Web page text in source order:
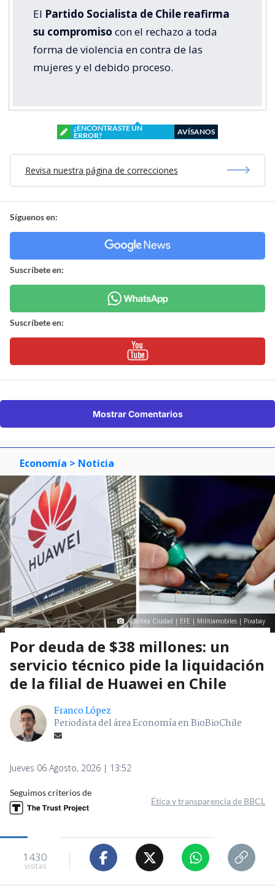
El Partido Socialista de Chile reafirma
su compromiso con el rechazo a toda
forma de violencia en contra de las
mujeres y el debido proceso.
¿ENCONTRASTE UN
ERROR?
AVÍSANOS
Revisa nuestra página de correcciones
Síguenos en:
Suscríbete en:
Suscríbete en:
Mostrar Comentarios
Economía > Noticia
Carlota Ciudad | EFE | Militiamobiles | Pixabay
Por deuda de $38 millones: un
servicio técnico pide la liquidación
de la filial de Huawei en Chile
Franco López
Periodista del área Economía en BioBioChile
Jueves 06 Agosto, 2026 | 13:52
Seguimos criterios de
Ética y transparencia de BBCL
1430
visitas